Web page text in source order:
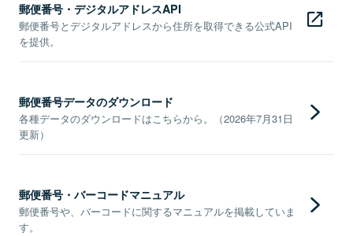
郵便番号・デジタルアドレスAPI
郵便番号とデジタルアドレスから住所を取得できる公式API
を提供。
郵便番号データのダウンロード
各種データのダウンロードはこちらから。（2026年7月31日
更新）
郵便番号・バーコードマニュアル
郵便番号や、バーコードに関するマニュアルを掲載していま
す。